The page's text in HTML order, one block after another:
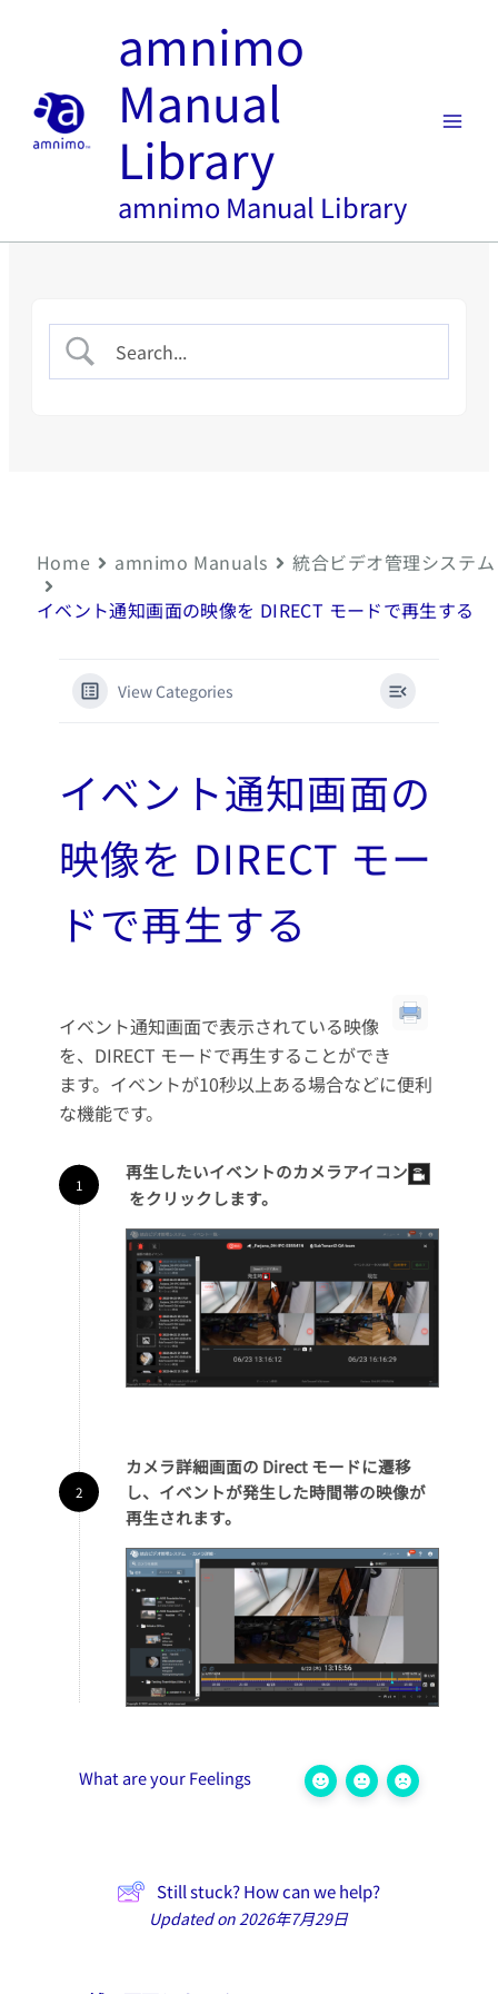
amnimo
Manual
Library
amnimo Manual Library
Home amnimo Manuals
統合ビデオ管理システム
イベント通知画面の映像を DIRECT モードで再生する
View Categories
イベント通知画面の
映像を DIRECT モー
ドで再生する
イベント通知画面で表示されている映像
を、DIRECT モードで再生することができ
ます。イベントが10秒以上ある場合などに便利
な機能です。
再生したいイベントのカメラアイコン
をクリックします。
カメラ詳細画面の Direct モードに遷移
し、イベントが発生した時間帯の映像が
再生されます。
What are your Feelings
Still stuck? How can we help?
Updated on 2026年7月29日